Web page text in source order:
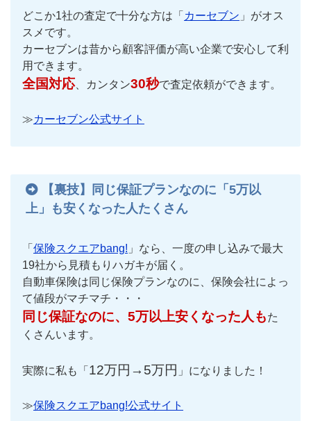
どこか1社の査定で十分な方は「 カーセブン 」がオス
スメです。
カーセブンは昔から顧客評価が高い企業で安心して利
用できます。
全国対応、カンタン30秒で査定依頼ができます。
≫カーセブン公式サイト
【裏技】同じ保証プランなのに「5万以
上」も安くなった人たくさん
「 保険スクエアbang! 」なら、一度の申し込みで最大
19社から見積もりハガキが届く。
自動車保険は同じ保険プランなのに、保険会社によっ
て値段がマチマチ・・・
同じ保証なのに、5万以上安くなった人もた
くさんいます。
実際に私も「 12万円→5万円 」になりました！
≫保険スクエアbang!公式サイト